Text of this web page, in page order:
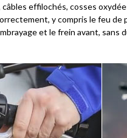
effilochés, cosses
y compris le feu de
et le frein avant, sans